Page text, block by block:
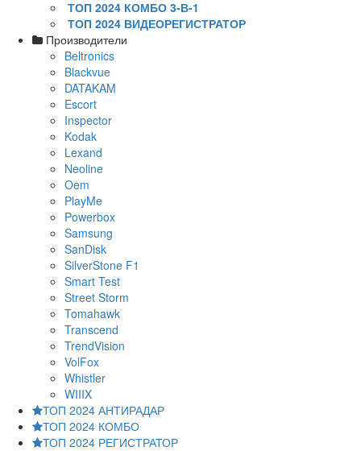
ТОП 2024 КОМБО 3-В-1
ТОП 2024 ВИДЕОРЕГИСТРАТОР
Производители
Beltronics
Blackvue
DATAKAM
Escort
Inspector
Kodak
Lexand
Neoline
Oem
PlayMe
Powerbox
Samsung
SanDisk
SilverStone F1
Smart Test
Street Storm
Tomahawk
Transcend
TrendVision
VolFox
Whistler
WIIIX
ТОП 2024 АНТИРАДАР
ТОП 2024 КОМБО
ТОП 2024 РЕГИСТРАТОР